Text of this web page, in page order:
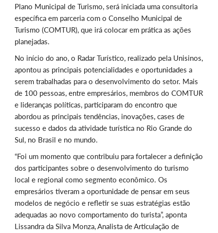
Plano Municipal de Turismo, será iniciada uma consultoria
específica em parceria com o Conselho Municipal de
Turismo (COMTUR), que irá colocar em prática as ações
planejadas.
No início do ano, o Radar Turístico, realizado pela Unisinos,
apontou as principais potencialidades e oportunidades a
serem trabalhadas para o desenvolvimento do setor. Mais
de 100 pessoas, entre empresários, membros do COMTUR
e lideranças políticas, participaram do encontro que
abordou as principais tendências, inovações, cases de
sucesso e dados da atividade turística no Rio Grande do
Sul, no Brasil e no mundo.
“Foi um momento que contribuiu para fortalecer a definição
dos participantes sobre o desenvolvimento do turismo
local e regional como segmento econômico. Os
empresários tiveram a oportunidade de pensar em seus
modelos de negócio e refletir se suas estratégias estão
adequadas ao novo comportamento do turista”, aponta
Lissandra da Silva Monza,Analista de Articulação de